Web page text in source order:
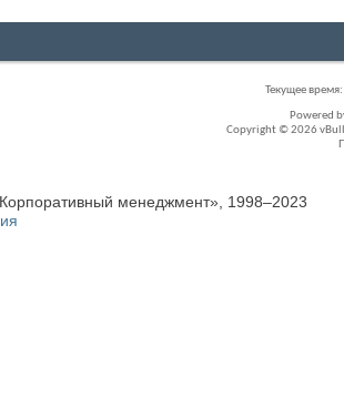
Текущее время:
Powered
Copyright © 2026
менеджмент», 1998–2023